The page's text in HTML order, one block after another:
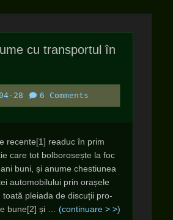
cu transportul în
28 6 Comments
recente[1] readuc în prim
care tot bolborosește la foc
buni, și anume chestiunea
automobilului prin orașele
toată pleiada de discuții pro-
bune[2] și
… (continuare > >)